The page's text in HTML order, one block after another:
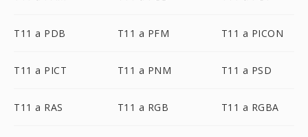
T11 a PDB T11 a PFM T11 a PICON
T11 a PICT T11 a PNM T11 a PSD
T11 a RAS T11 a RGB T11 a RGBA